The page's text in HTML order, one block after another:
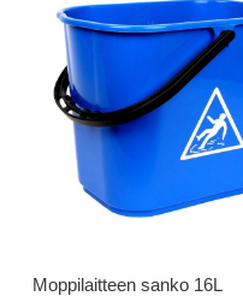
Moppilaitteen sanko 16L